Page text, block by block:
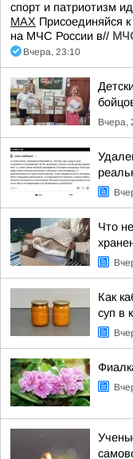
спорт и патриотизм
МАХ Присоединяйся к
на МЧС России в//
Вчера, 23:10
Вчера,
Что
Как
суп в